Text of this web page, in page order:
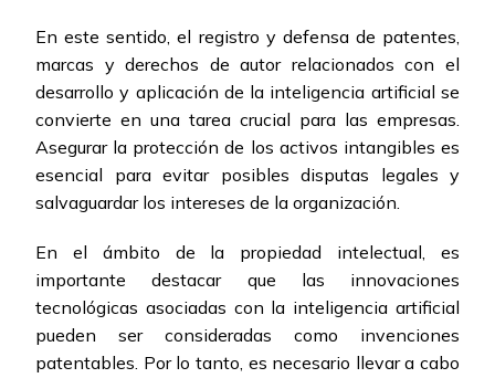
En este sentido, el registro y defensa de patentes,
marcas y derechos de autor relacionados con el
desarrollo y aplicación de la inteligencia artificial se
convierte en una tarea crucial para las empresas.
Asegurar la protección de los activos intangibles es
esencial para evitar posibles disputas legales y
salvaguardar los intereses de la organización.
En el ámbito de la propiedad intelectual, es
importante destacar que las innovaciones
tecnológicas asociadas con la inteligencia artificial
pueden ser consideradas como invenciones
patentables. Por lo tanto, es necesario llevar a cabo